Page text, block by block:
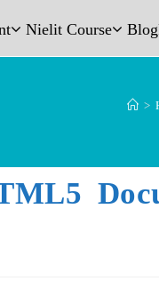
Nielit Course Blog
>